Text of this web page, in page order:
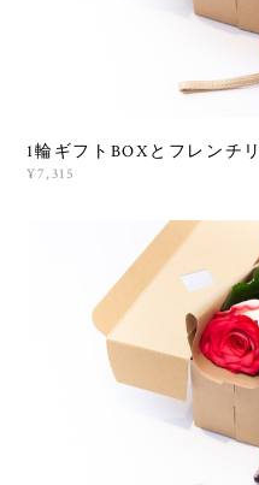
1輪ギフトBOXとフレンチ
¥7,315